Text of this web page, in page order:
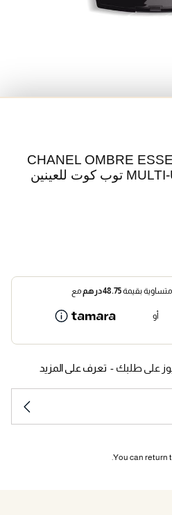
CHANEL OMBRE
MULTI-USE EYE TOP COAT توب كوت للعينين
48.75درهممع
أو
تعرف على المزيد
You can return